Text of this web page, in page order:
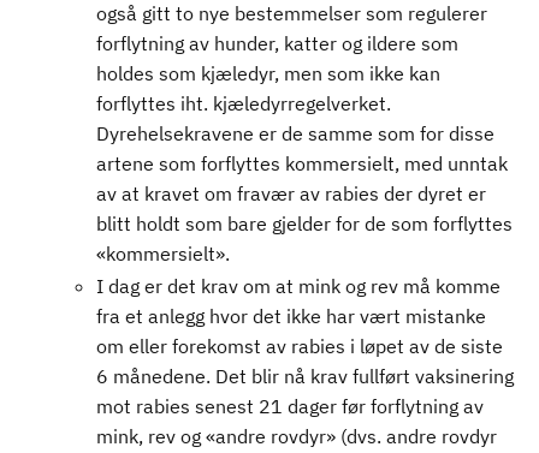
også gitt to nye bestemmelser som regulerer
forflytning av hunder, katter og ildere som
holdes som kjæledyr, men som ikke kan
forflyttes iht. kjæledyrregelverket.
Dyrehelsekravene er de samme som for disse
artene som forflyttes kommersielt, med unntak
av at kravet om fravær av rabies der dyret er
blitt holdt som bare gjelder for de som forflyttes
«kommersielt».
I dag er det krav om at mink og rev må komme
fra et anlegg hvor det ikke har vært mistanke
om eller forekomst av rabies i løpet av de siste
6 månedene. Det blir nå krav fullført vaksinering
mot rabies senest 21 dager før forflytning av
mink, rev og «andre rovdyr» (dvs. andre rovdyr